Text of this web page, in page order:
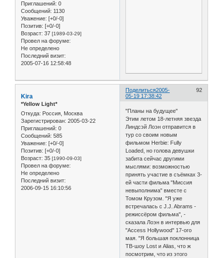
Приглашений: 0
Сообщений: 1130
Уважение: [+0/-0]
Позитив: [+0/-0]
Возраст: 37 [1989-03-29]
Провел на форуме:
Не определено
Последний визит:
2005-07-16 12:58:48
Поделиться 92
2005-
05-19 17:38:42
Kira
*Yellow Light*
Откуда: Россия, Москва
Зарегистрирован: 2005-03-22
Приглашений: 0
Сообщений: 585
Уважение: [+0/-0]
Позитив: [+0/-0]
Возраст: 35 [1990-09-03]
Провел на форуме:
Не определено
Последний визит:
2006-09-15 16:10:56
"Планы на будущее"
Этим летом 18-летняя звезда
Линдсэй Лоэн отправится в
тур со своим новым
фильмом Herbie: Fully
Loaded, но голова девушки
забита сейчас другими
мыслями: возможностью
принять участие в съёмках 3-
ей части фильма "Миссия
невыполнима" вместе с
Томом Крузом. "Я уже
встречалась с J.J. Abrams -
режиссёром фильма", -
сказала Лоэн в интервью для
"Access Hollywood" 17-ого
мая. "Я большая поклонница
ТВ-шоу Lost и Alias, что ж
посмотрим, что из этого